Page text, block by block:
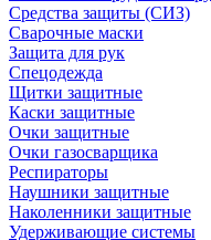
Средства защиты (СИЗ)
Сварочные маски
Защита для рук
Спецодежда
Щитки защитные
Каски защитные
Очки защитные
Очки газосварщика
Респираторы
Наушники защитные
Наколенники защитные
Удерживающие системы